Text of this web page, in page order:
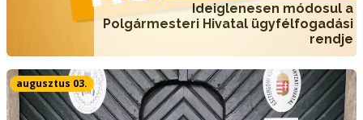
Ideiglenesen módosul a
Polgármesteri Hivatal ügyfélfogadási
rendje
augusztus 03.